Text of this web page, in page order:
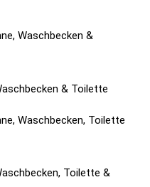
Waschbecken &
& Toilette
Waschbecken, Toilette
Toilette &